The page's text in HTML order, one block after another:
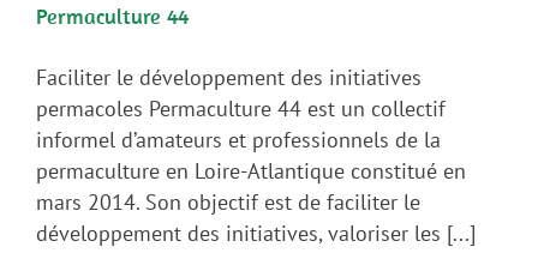
Permaculture 44
Faciliter le développement des initiatives
permacoles Permaculture 44 est un collectif
informel d’amateurs et professionnels de la
permaculture en Loire-Atlantique constitué en
mars 2014. Son objectif est de faciliter le
développement des initiatives, valoriser les [...]